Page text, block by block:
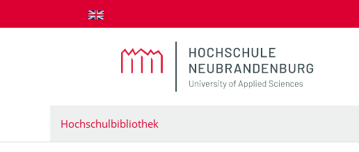
zum Inhalt springen
Hochschulbibliothek